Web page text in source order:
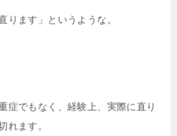
ります」というような。
症でもなく、経験上、実際に直り
れます。